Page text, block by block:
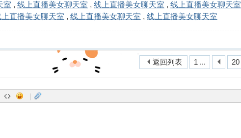
室 , 线上直播美女聊天室 , 线上直播美女聊天室 , 线上直播美女聊天室
上直播美女聊天室 , 线上直播美女聊天室 , 线上直播美女聊天室
1 ... 20
返回列表
|